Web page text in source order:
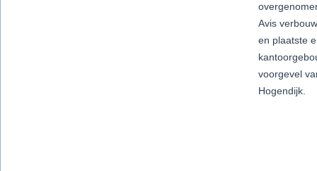
Avis
en plaatste
voorgevel
Hogendijk.